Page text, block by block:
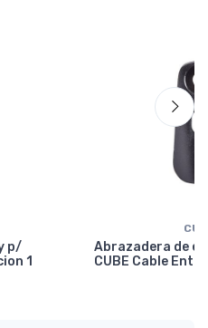
p/
1
Abrazadera de
CUBE Cable